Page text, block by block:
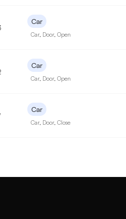
Car
Car Door ,Open
Car
Car Door ,Open
Car
Car Door ,Close